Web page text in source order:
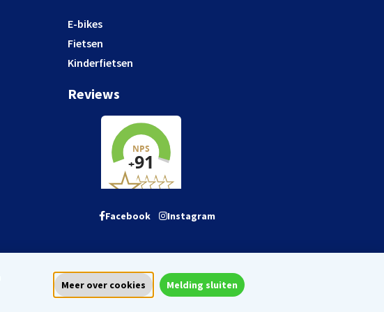
E-bikes
Fietsen
Kinderfietsen
Reviews
Facebook Instagram
Algemene voorwaarden Privacy & cookies Colofon
Meer over cookies Melding sluiten